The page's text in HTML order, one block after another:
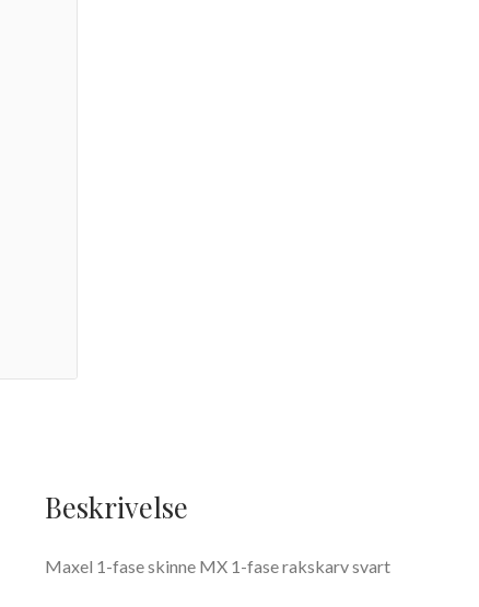
Beskrivelse
Maxel 1-fase skinne MX 1-fase rakskarv svart